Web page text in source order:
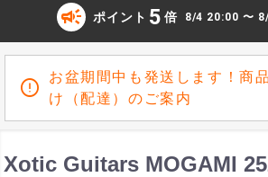
campaign ポイント 5 倍 8/4 20:00 〜
お盆期間中も発送します！商
け（配達）のご案内
Xotic Guitars MOGAMI